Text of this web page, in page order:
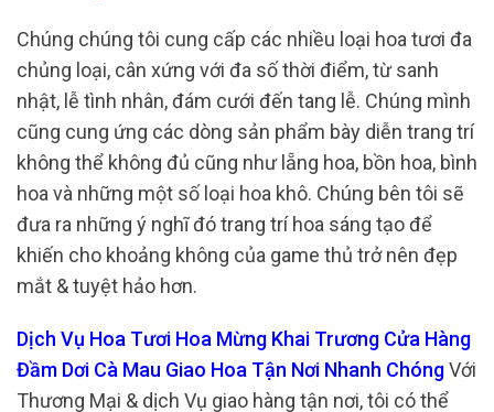
Chúng chúng tôi cung cấp các nhiều loại hoa tươi đa
chủng loại, cân xứng với đa số thời điểm, từ sanh
nhật, lễ tình nhân, đám cưới đến tang lễ. Chúng mình
cũng cung ứng các dòng sản phẩm bày diễn trang trí
không thể không đủ cũng như lẵng hoa, bồn hoa, bình
hoa và những một số loại hoa khô. Chúng bên tôi sẽ
đưa ra những ý nghĩ đó trang trí hoa sáng tạo để
khiến cho khoảng không của game thủ trở nên đẹp
mắt & tuyệt hảo hơn.
Dịch Vụ Hoa Tươi Hoa Mừng Khai Trương Cửa Hàng
Đầm Dơi Cà Mau Giao Hoa Tận Nơi Nhanh ChóngVới
Thương Mại & dịch Vụ giao hàng tận nơi, tôi có thể